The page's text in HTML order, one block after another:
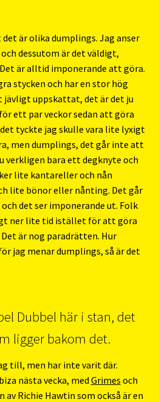
är olika dumplings. Jag anser
dessutom är det väldigt,
är alltid imponerande att göra.
stycken och har en stor hög
jävligt uppskattat, det är det ju
ett par veckor sedan att göra
tyckte jag skulle vara lite lyxigt
men dumplings, det går inte att
verkligen bara ett degknyte och
lite kantareller och nån
lite bönor eller nånting. Det går
det ser imponerande ut. Folk
ner lite tid istället för att göra
är nog paradrätten. Hur
jag menar dumplings, så är det
Dubbel här i stan, det
ligger bakom det.
till, men har inte varit där.
nästa vecka, med Grimes och
av Richie Hawtin som också är en